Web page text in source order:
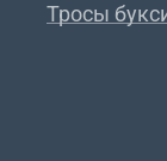
Тросы